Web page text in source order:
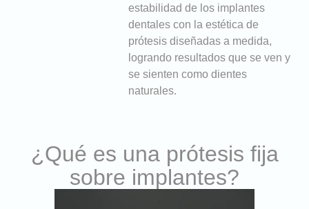
estabilidad de los implantes
dentales con la estética de
prótesis diseñadas a medida,
logrando resultados que se ven y
se sienten como dientes
naturales.
¿Qué es una prótesis fija
sobre implantes?